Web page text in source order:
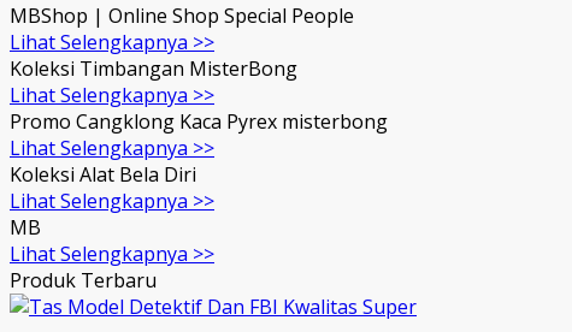
MBShop | Online Shop Special People
Lihat Selengkapnya >>
Koleksi Timbangan MisterBong
Lihat Selengkapnya >>
Promo Cangklong Kaca Pyrex misterbong
Lihat Selengkapnya >>
Koleksi Alat Bela Diri
Lihat Selengkapnya >>
MB
Lihat Selengkapnya >>
Produk Terbaru